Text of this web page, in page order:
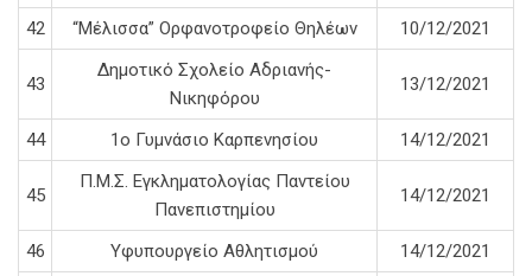
42
“Μέλισσα” Ορφανοτροφείο Θηλέων 10/12/2021
43
Δημοτικό Σχολείο Αδριανής-
Νικηφόρου
13/12/2021
44 1ο Γυμνάσιο Καρπενησίου 14/12/2021
45
Π.Μ.Σ. Εγκληματολογίας Παντείου
Πανεπιστημίου
14/12/2021
46 Υφυπουργείο Αθλητισμού
14/12/2021